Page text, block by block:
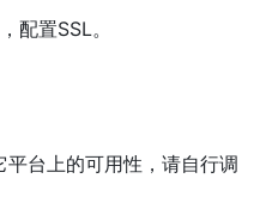
配置SSL。
台上的可用性，请自行调